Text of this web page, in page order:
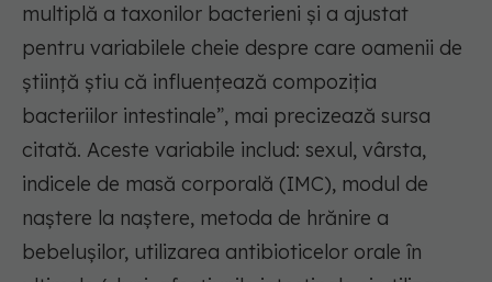
multiplă a taxonilor bacterieni și a ajustat
pentru variabilele cheie despre care oamenii de
știință știu că influențează compoziția
bacteriilor intestinale”, mai precizează sursa
citată. Aceste variabile includ: sexul, vârsta,
indicele de masă corporală (IMC), modul de
naștere la naștere, metoda de hrănire a
bebelușilor, utilizarea antibioticelor orale în